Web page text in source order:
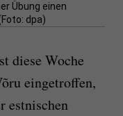
Übung einen
dpa)
diese Woche
eingetroffen,
estnischen